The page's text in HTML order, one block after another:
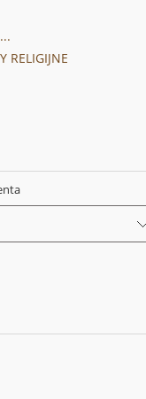
RELIGIJNE